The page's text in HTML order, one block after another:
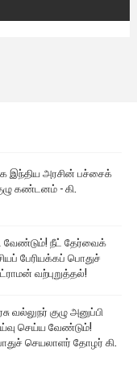
இந்திய அரசின் பச்சைக்
கண்டனம் - கி.
வேண்டும்! நீட் தேர்வைக்
பேரியக்கப் பொதுச்
வற்புறுத்தல்!
வல்லுநர் குழு அனுப்பி
செய்ய வேண்டும்!
செயலாளர் தோழர் கி.